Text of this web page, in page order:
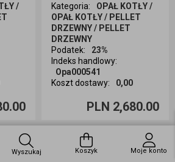
/
Kategoria:
OPAŁ KOTŁY /
OPAŁ KOTŁY / PELLET
DRZEWNY / PELLET
DRZEWNY
Podatek:
23%
Indeks handlowy:
Opa000541
Koszt dostawy: 0,00
PLN 2,680.00
Ilość sztuk
Dodaj do koszyka
Wyszukaj Koszyk Moje konto